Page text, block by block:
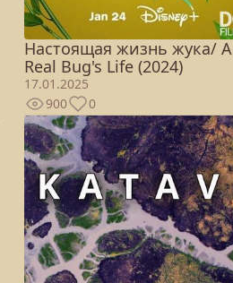
Настоящая жизнь жука/ A
Real Bug's Life (2024)
17.01.2025
900
0